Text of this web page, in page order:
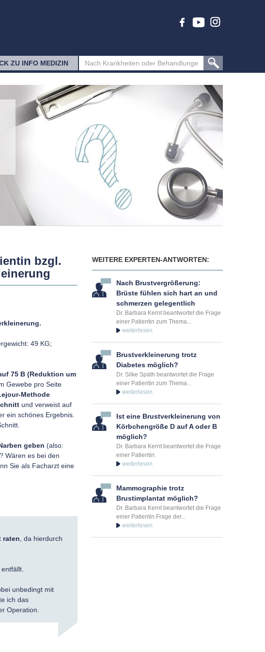
ZU INFO MEDIZIN
bzgl.
49 KG;
75 B (Reduktion um
Gewebe pro Seite
Methode
und verweist auf
ein schönes Ergebnis.
geben (also:
Wären es bei den
Sie als Facharzt eine
raten , da hierdurch
unbedingt mit
ich das
Operation.
WEITERE EXPERTEN-ANTWORTEN:
Nach Brustvergrößerung:
Brüste fühlen sich hart an und
schmerzen gelegentlich
Dr. Barbara Kernt beantwortet die Frage
einer Patientin zum Thema...
Brustverkleinerung trotz
Diabetes möglich?
Dr. Silke Späth beantwortet die Frage
einer Patientin zum Thema...
Ist eine Brustverkleinerung von
Körbchengröße D auf A oder B
möglich?
Dr. Barbara Kernt beantwortet die Frage
einer Patientin.
Mammographie trotz
Brustimplantat möglich?
Dr. Barbara Kernt beantwortet die Frage
einer Patientin Frage der...